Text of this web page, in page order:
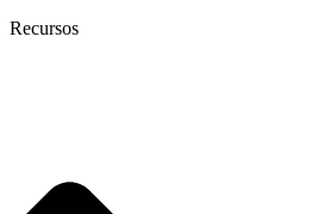
Recursos